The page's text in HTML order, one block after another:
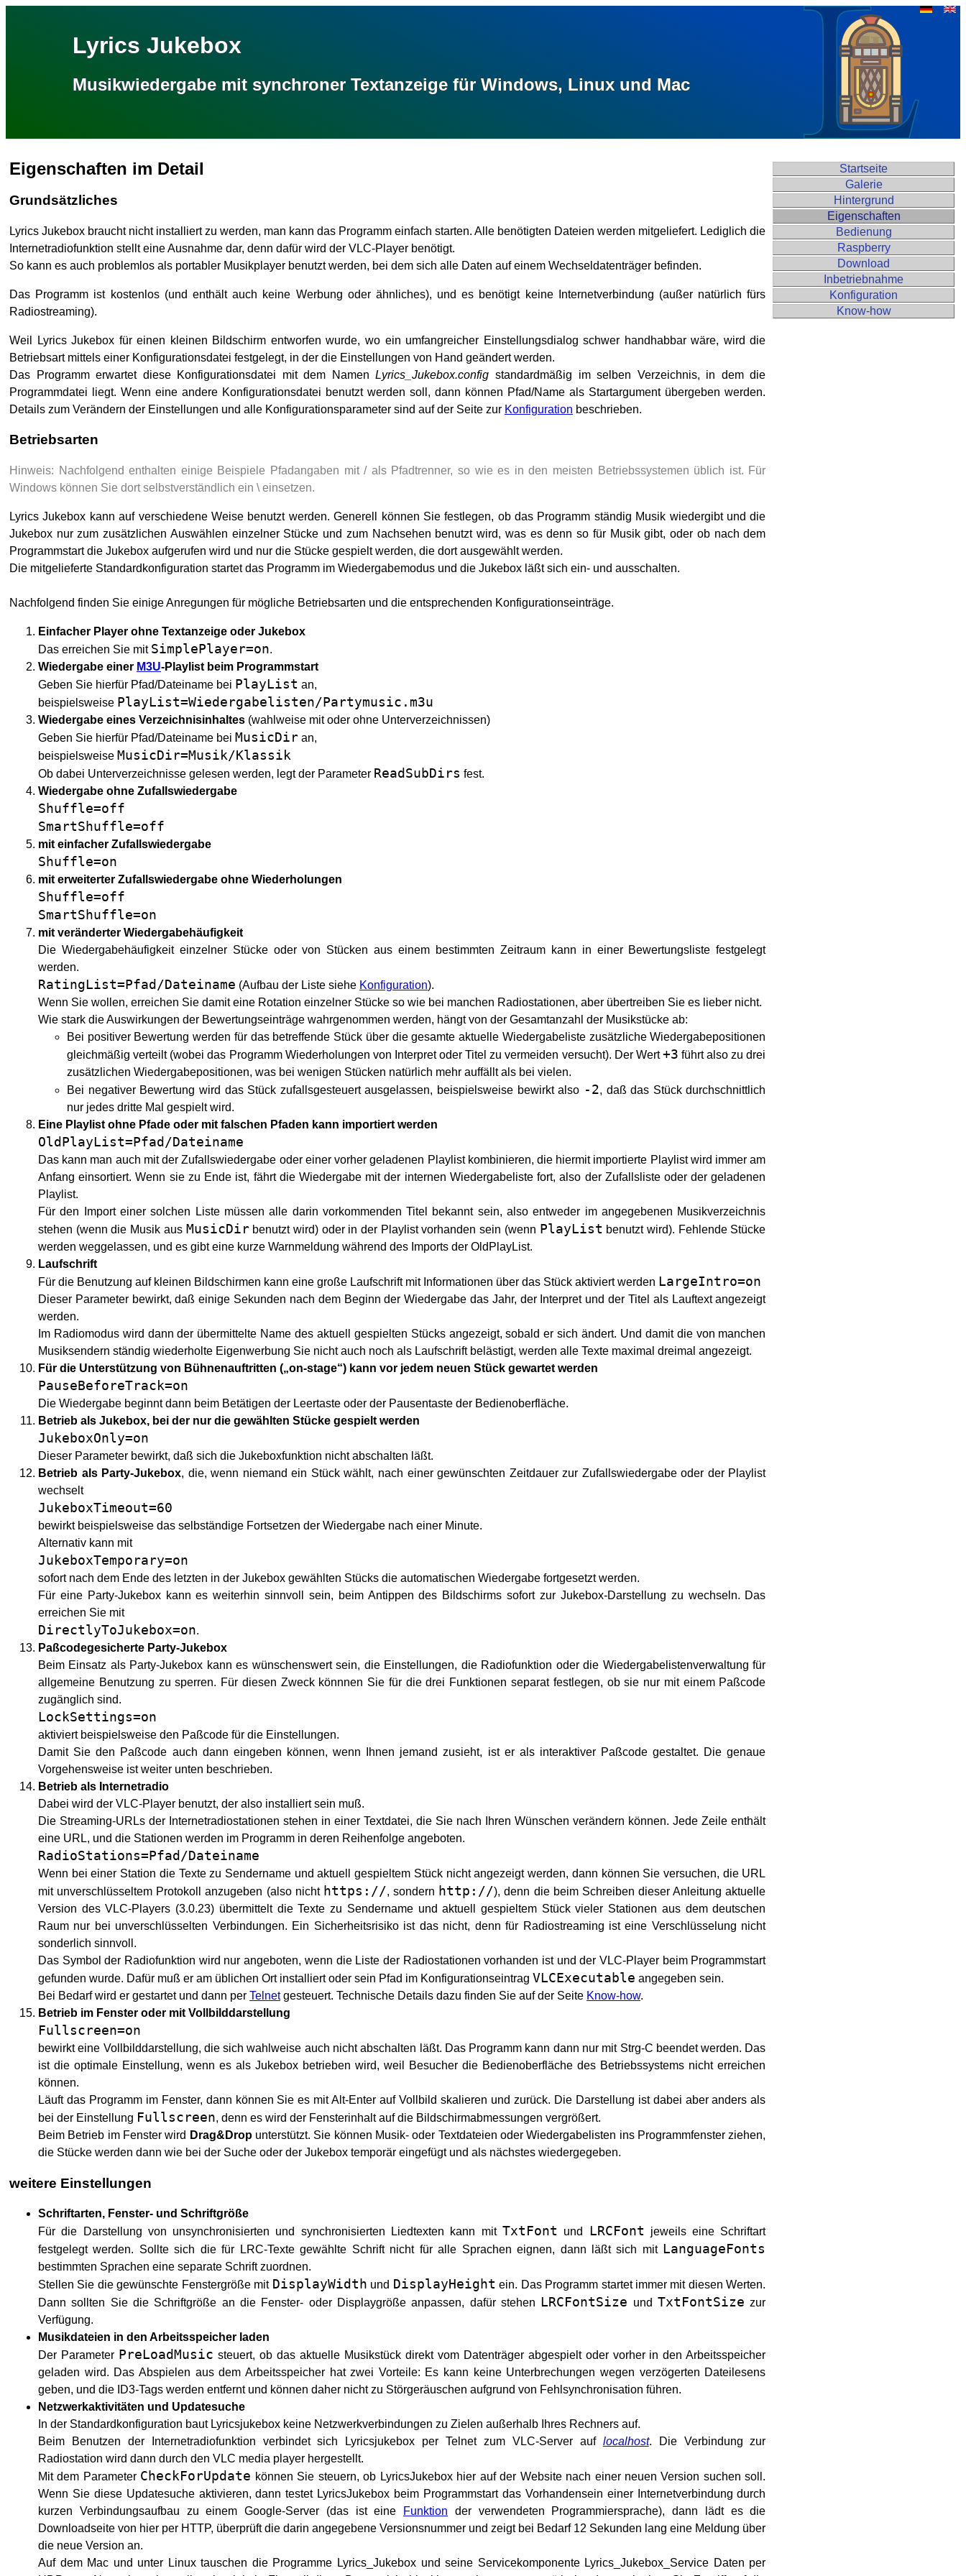
Lyrics Juke­box
Musik­wieder­gabe mit syn­chroner Text­anzeige für Windows, Linux und Mac
Start­seite
Gale­rie
Hinter­grund
Eigen­schaften
Be­dienung
Rasp­berry
Down­load
In­betrieb­nahme
Konfi­guration
Know-how
Eigenschaften im Detail
Grundsätzliches
Lyrics Jukebox braucht nicht installiert zu werden, man kann das Programm einfach starten. Alle benötigten Dateien werden mitgeliefert. Lediglich die
Internetradiofunktion stellt eine Ausnahme dar, denn dafür wird der VLC-Player benötigt.
So kann es auch problemlos als portabler Musikplayer benutzt werden, bei dem sich alle Daten auf einem Wechseldatenträger befinden.
Das Programm ist kostenlos (und enthält auch keine Werbung oder ähnliches), und es benötigt keine Internetverbindung (außer natürlich fürs
Radiostreaming).
Weil Lyrics Jukebox für einen kleinen Bildschirm entworfen wurde, wo ein umfangreicher Einstellungsdialog schwer handhabbar wäre, wird die
Betriebsart mittels einer Konfigurationsdatei festgelegt, in der die Einstellungen von Hand geändert werden.
Das Programm erwartet diese Konfigurationsdatei mit dem NamenLyrics_Jukebox.config standardmäßig im selben Verzeichnis, in dem die
Programmdatei liegt. Wenn eine andere Konfigurationsdatei benutzt werden soll, dann können Pfad/Name als Startargument übergeben werden.
Details zum Verändern der Einstellungen und alle Konfigurationsparameter sind auf der Seite zur Konfi­guration beschrieben.
Betriebsarten
Hinweis: Nachfolgend enthalten einige Beispiele Pfadangaben mit / als Pfadtrenner, so wie es in den meisten Betriebssystemen üblich ist. Für
Windows können Sie dort selbstverständlich ein \ einsetzen.
Lyrics Jukebox kann auf verschiedene Weise benutzt werden. Generell können Sie festlegen, ob das Programm ständig Musik wiedergibt und die
Jukebox nur zum zusätzlichen Auswählen einzelner Stücke und zum Nachsehen benutzt wird, was es denn so für Musik gibt, oder ob nach dem
Programmstart die Jukebox aufgerufen wird und nur die Stücke gespielt werden, die dort ausgewählt werden.
Die mitgelieferte Standardkonfiguration startet das Programm im Wiedergabemodus und die Jukebox läßt sich ein- und ausschalten.
Nachfolgend finden Sie einige Anregungen für mögliche Betriebsarten und die entsprechenden Konfigurationseinträge.
Einfacher Player ohne Textanzeige oder Jukebox
Das erreichen Sie mit SimplePlayer=on.
Wiedergabe einer M3U-Playlist beim Programmstart
Geben Sie hierfür Pfad/Dateiname bei PlayList an,
beispielsweise PlayList=Wiedergabelisten/Partymusic.m3u
Wiedergabe eines Verzeichnisinhaltes (wahlweise mit oder ohne Unterverzeichnissen)
Geben Sie hierfür Pfad/Dateiname bei MusicDir an,
beispielsweise MusicDir=Musik/Klassik
Ob dabei Unterverzeichnisse gelesen werden, legt der Parameter ReadSubDirs fest.
Wiedergabe ohne Zufallswiedergabe
Shuffle=off
SmartShuffle=off
mit einfacher Zufallswiedergabe
Shuffle=on
mit erweiterter Zufallswiedergabe ohne Wiederholungen
Shuffle=off
SmartShuffle=on
mit veränderter Wiedergabehäufigkeit
Die Wiedergabehäufigkeit einzelner Stücke oder von Stücken aus einem bestimmten Zeitraum kann in einer Bewertungsliste festgelegt
werden.
RatingList=Pfad/Dateiname (Aufbau der Liste siehe Konfi­guration).
Wenn Sie wollen, erreichen Sie damit eine Rotation einzelner Stücke so wie bei manchen Radiostationen, aber übertreiben Sie es lieber nicht.
Wie stark die Auswirkungen der Bewertungseinträge wahrgenommen werden, hängt von der Gesamtanzahl der Musikstücke ab:
Bei positiver Bewertung werden für das betreffende Stück über die gesamte aktuelle Wiedergabeliste zusätzliche Wiedergabepositionen
gleichmäßig verteilt (wobei das Programm Wiederholungen von Interpret oder Titel zu vermeiden versucht). Der Wert+3 führt also zu drei
zusätzlichen Wiedergabepositionen, was bei wenigen Stücken natürlich mehr auffällt als bei vielen.
Bei negativer Bewertung wird das Stück zufallsgesteuert ausgelassen, beispielsweise bewirkt also -2, daß das Stück durchschnittlich
nur jedes dritte Mal gespielt wird.
Eine Playlist ohne Pfade oder mit falschen Pfaden kann importiert werden
OldPlayList=Pfad/Dateiname
Das kann man auch mit der Zufallswiedergabe oder einer vorher geladenen Playlist kombinieren, die hiermit importierte Playlist wird immer am
Anfang einsortiert. Wenn sie zu Ende ist, fährt die Wiedergabe mit der internen Wiedergabeliste fort, also der Zufallsliste oder der geladenen
Playlist.
Für den Import einer solchen Liste müssen alle darin vorkommenden Titel bekannt sein, also entweder im angegebenen Musikverzeichnis
stehen (wenn die Musik aus MusicDirbenutzt wird) oder in der Playlist vorhanden sein (wenn PlayList benutzt wird). Fehlende Stücke
werden weggelassen, und es gibt eine kurze Warnmeldung während des Imports der OldPlayList.
Laufschrift
Für die Benutzung auf kleinen Bildschirmen kann eine große Laufschrift mit Informationen über das Stück aktiviert werden LargeIntro=on
Dieser Parameter bewirkt, daß einige Sekunden nach dem Beginn der Wiedergabe das Jahr, der Interpret und der Titel als Lauftext angezeigt
werden.
Im Radiomodus wird dann der übermittelte Name des aktuell gespielten Stücks angezeigt, sobald er sich ändert. Und damit die von manchen
Musiksendern ständig wiederholte Eigenwerbung Sie nicht auch noch als Laufschrift belästigt, werden alle Texte maximal dreimal angezeigt.
Für die Unterstützung von Bühnenauftritten („on-stage“) kann vor jedem neuen Stück gewartet werden
PauseBeforeTrack=on
Die Wiedergabe beginnt dann beim Betätigen der Leertaste oder der Pausentaste der Bedienoberfläche.
Betrieb als Jukebox, bei der nur die gewählten Stücke gespielt werden
JukeboxOnly=on
Dieser Parameter bewirkt, daß sich die Jukeboxfunktion nicht abschalten läßt.
Betrieb als Party-Jukebox, die, wenn niemand ein Stück wählt, nach einer gewünschten Zeitdauer zur Zufallswiedergabe oder der Playlist
wechselt
JukeboxTimeout=60
bewirkt beispielsweise das selbständige Fortsetzen der Wiedergabe nach einer Minute.
Alternativ kann mit
JukeboxTemporary=on
sofort nach dem Ende des letzten in der Jukebox gewählten Stücks die automatischen Wiedergabe fortgesetzt werden.
Für eine Party-Jukebox kann es weiterhin sinnvoll sein, beim Antippen des Bildschirms sofort zur Jukebox-Darstellung zu wechseln. Das
erreichen Sie mit
DirectlyToJukebox=on.
Paßcodegesicherte Party-Jukebox
Beim Einsatz als Party-Jukebox kann es wünschenswert sein, die Einstellungen, die Radiofunktion oder die Wiedergabelistenverwaltung für
allgemeine Benutzung zu sperren. Für diesen Zweck könnnen Sie für die drei Funktionen separat festlegen, ob sie nur mit einem Paßcode
zugänglich sind.
LockSettings=on
aktiviert beispielsweise den Paßcode für die Einstellungen.
Damit Sie den Paßcode auch dann eingeben können, wenn Ihnen jemand zusieht, ist er als interaktiver Paßcode gestaltet. Die genaue
Vorgehensweise ist weiter unten beschrieben.
Betrieb als Internetradio
Dabei wird der VLC-Player benutzt, der also installiert sein muß.
Die Streaming-URLs der Internetradiostationen stehen in einer Textdatei, die Sie nach Ihren Wünschen verändern können. Jede Zeile enthält
eine URL, und die Stationen werden im Programm in deren Reihenfolge angeboten.
RadioStations=Pfad/Dateiname
Wenn bei einer Station die Texte zu Sendername und aktuell gespieltem Stück nicht angezeigt werden, dann können Sie versuchen, die URL
mit unverschlüsseltem Protokoll anzugeben (also nicht https://, sondern http://), denn die beim Schreiben dieser Anleitung aktuelle
Version des VLC-Players (3.0.23) übermittelt die Texte zu Sendername und aktuell gespieltem Stück vieler Stationen aus dem deutschen
Raum nur bei unverschlüsselten Verbindungen. Ein Sicherheitsrisiko ist das nicht, denn für Radiostreaming ist eine Verschlüsselung nicht
sonderlich sinnvoll.
Das Symbol der Radiofunktion wird nur angeboten, wenn die Liste der Radiostationen vorhanden ist und der VLC-Player beim Programmstart
gefunden wurde. Dafür muß er am üblichen Ort installiert oder sein Pfad im Konfigurationseintrag VLCExecutable angegeben sein.
Bei Bedarf wird er gestartet und dann per Telnetgesteuert. Technische Details dazu finden Sie auf der Seite Know-how.
Betrieb im Fenster oder mit Vollbilddarstellung
Fullscreen=on
bewirkt eine Vollbilddarstellung, die sich wahlweise auch nicht abschalten läßt. Das Programm kann dann nur mit Strg-C beendet werden. Das
ist die optimale Einstellung, wenn es als Jukebox betrieben wird, weil Besucher die Bedienoberfläche des Betriebssystems nicht erreichen
können.
Läuft das Programm im Fenster, dann können Sie es mit Alt-Enter auf Vollbild skalieren und zurück. Die Darstellung ist dabei aber anders als
bei der Einstellung Fullscreen, denn es wird der Fensterinhalt auf die Bildschirmabmessungen vergrößert.
Beim Betrieb im Fenster wird Drag&Dropunterstützt. Sie können Musik- oder Textdateien oder Wiedergabelisten ins Programmfenster ziehen,
die Stücke werden dann wie bei der Suche oder der Jukebox temporär eingefügt und als nächstes wiedergegeben.
weitere Einstellungen
Schriftarten, Fenster- und Schriftgröße
Für die Darstellung von unsynchronisierten und synchronisierten Liedtexten kann mit TxtFont und LRCFont jeweils eine Schriftart
festgelegt werden. Sollte sich die für LRC-Texte gewählte Schrift nicht für alle Sprachen eignen, dann läßt sich mit LanguageFonts
bestimmten Sprachen eine separate Schrift zuordnen.
Stellen Sie die gewünschte Fenstergröße mit DisplayWidth und DisplayHeight ein. Das Programm startet immer mit diesen Werten.
Dann sollten Sie die Schriftgröße an die Fenster- oder Displaygröße anpassen, dafür stehen LRCFontSize undTxtFontSize zur
Verfügung.
Musikdateien in den Arbeitsspeicher laden
Der Parameter PreLoadMusic steuert, ob das aktuelle Musikstück direkt vom Datenträger abgespielt oder vorher in den Arbeitsspeicher
geladen wird. Das Abspielen aus dem Arbeitsspeicher hat zwei Vorteile: Es kann keine Unterbrechungen wegen verzögerten Dateilesens
geben, und die ID3-Tags werden entfernt und können daher nicht zu Störgeräuschen aufgrund von Fehlsynchronisation führen.
Netzwerkaktivitäten und Updatesuche
In der Standardkonfiguration baut Lyricsjukebox keine Netzwerkverbindungen zu Zielen außerhalb Ihres Rechners auf.
Beim Benutzen der Internetradiofunktion verbindet sich Lyricsjukebox per Telnet zum VLC-Server auf localhost. Die Verbindung zur
Radiostation wird dann durch den VLC media player hergestellt.
Mit dem Parameter CheckForUpdate können Sie steuern, ob LyricsJukebox hier auf der Website nach einer neuen Version suchen soll.
Wenn Sie diese Updatesuche aktivieren, dann testet LyricsJukebox beim Programmstart das Vorhandensein einer Internetverbindung durch
kurzen Verbindungsaufbau zu einem Google-Server (das ist eine
Funktion der verwendeten Programmiersprache), dann lädt es die
Downloadseite von hier per HTTP, überprüft die darin angegebene Versionsnummer und zeigt bei Bedarf 12 Sekunden lang eine Meldung über
die neue Version an.
Auf dem Mac und unter Linux tauschen die Programme Lyrics_Jukebox und seine Servicekomponente Lyrics_Jukebox_Service Daten per